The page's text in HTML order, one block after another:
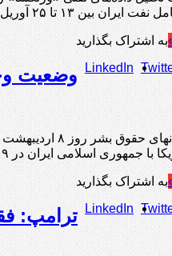
از دریای عمان خارج شده‌اند. خبرگزاری رویترز در گزارشی به نقل از …
به اشتراک بگذارید
LinkedIn وضعیت
اسفند ۱۴۰۴ خبر داد.ند طبق این گزارش، مأموران زندان با استفاده از سگ‌های وحشی به زندانیان حمله …
به اشتراک بگذارید
LinkedIn ترامپ: